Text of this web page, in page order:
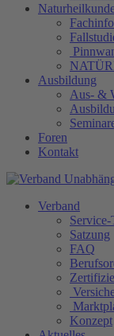
Ausbildung
Aus- &
Foren
Kontakt
Verband
Service-
Satzung
FAQ
Konzept